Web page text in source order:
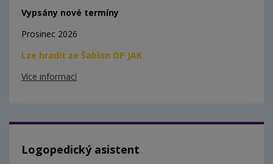
Vypsány nové termíny
Prosinec 2026
Lze hradit ze Šablon OP JAK
Více informací
Logopedický asistent